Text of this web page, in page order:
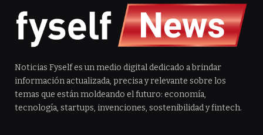
Noticias Fyself es un medio digital dedicado a brindar
información actualizada, precisa y relevante sobre los
temas que están moldeando el futuro: economía,
tecnología, startups, invenciones, sostenibilidad y fintech.